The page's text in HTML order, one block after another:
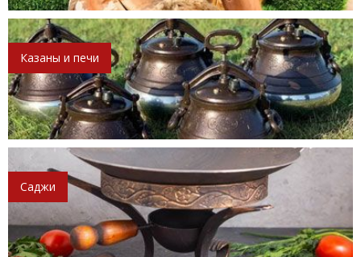
Казаны и печи
Саджи